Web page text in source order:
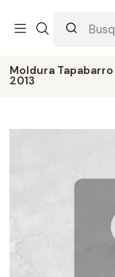
probados con
Moldura
2013